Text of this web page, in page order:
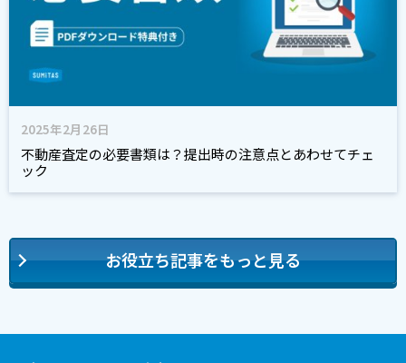
2025年2月26日
不動産査定の必要書類は？提出時の注意点とあわせてチェ
ック
お役立ち記事をもっと見る